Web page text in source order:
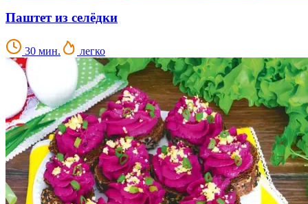
Паштет из селёдки
30 мин. легко